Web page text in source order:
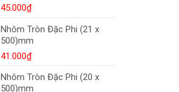
Dập
Đâu?
45.000₫
Nhôm Tròn Đặc Phi (21 x
500)mm
41.000₫
Nhôm Tròn Đặc Phi (20 x
500)mm